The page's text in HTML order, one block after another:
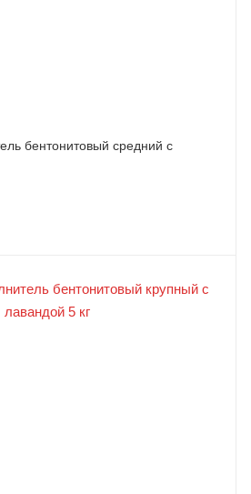
бентонитовый средний с